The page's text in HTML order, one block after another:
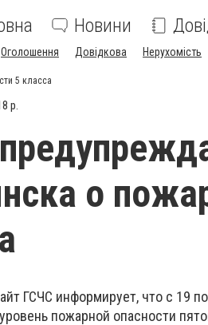
Новини
Оголошення Довідкова Нерухомість
5 класса
р.
о
ГСЧС информирует, что с 19
пожарной опасности